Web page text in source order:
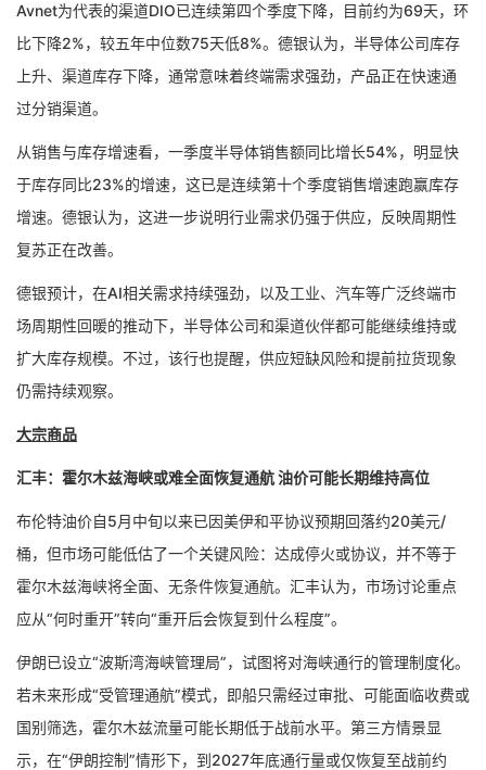
Avnet为代表的渠道DIO已连续第四个季度下降，目前约为69天，环
比下降2%，较五年中位数75天低8%。德银认为，半导体公司库存
上升、渠道库存下降，通常意味着终端需求强劲，产品正在快速通
过分销渠道。
从销售与库存增速看，一季度半导体销售额同比增长54%，明显快
于库存同比23%的增速，这已是连续第十个季度销售增速跑赢库存
增速。德银认为，这进一步说明行业需求仍强于供应，反映周期性
复苏正在改善。
德银预计，在AI相关需求持续强劲，以及工业、汽车等广泛终端市
场周期性回暖的推动下，半导体公司和渠道伙伴都可能继续维持或
扩大库存规模。不过，该行也提醒，供应短缺风险和提前拉货现象
仍需持续观察。
大宗商品
汇丰：霍尔木兹海峡或难全面恢复通航 油价可能长期维持高位
布伦特油价自5月中旬以来已因美伊和平协议预期回落约20美元/
桶，但市场可能低估了一个关键风险：达成停火或协议，并不等于
霍尔木兹海峡将全面、无条件恢复通航。汇丰认为，市场讨论重点
应从“何时重开”转向“重开后会恢复到什么程度”。
伊朗已设立“波斯湾海峡管理局”，试图将对海峡通行的管理制度化。
若未来形成“受管理通航”模式，即船只需经过审批、可能面临收费或
国别筛选，霍尔木兹流量可能长期低于战前水平。第三方情景显
示，在“伊朗控制”情形下，到2027年底通行量或仅恢复至战前约